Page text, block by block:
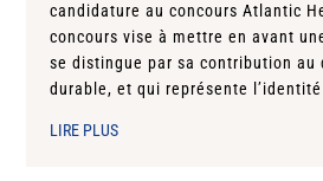
candidature au concours Atlantic
concours vise à mettre en avant
se distingue par sa contribution au
durable, et qui représente
LIRE PLUS